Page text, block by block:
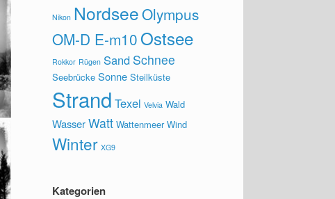
Nikon NordseeOlympus
OM-D E-m10 Ostsee
Rokkor Rügen Sand Schnee
Seebrücke Sonne Steilküste
Strand Texel Velvia Wald
WasserWatt Wattenmeer Wind
Winter XG9
Kategorien